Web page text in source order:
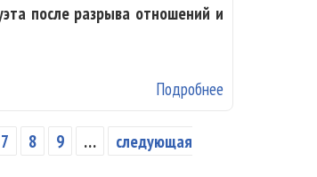
после разрыва отношений и
Подробнее
7 8 9 …
следующая